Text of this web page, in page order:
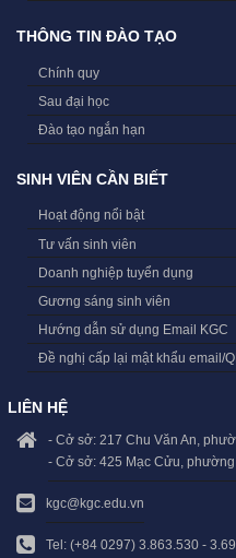
THÔNG TIN ĐÀO TẠO
Chính quy
Sau đại học
Đào tạo ngắn hạn
SINH VIÊN CẦN BIẾT
Hoạt động nổi bật
Tư vấn sinh viên
Doanh nghiệp tuyển dụng
Gương sáng sinh viên
Hướng dẫn sử dụng Email KGC
Đề nghị cấp lại mật khẩu email/
LIÊN HỆ
- Cở sở: 217 Chu Văn An,
- Cở sở: 425 Mạc Cửu,
kgc@kgc.edu.vn
Tel: (+84 0297) 3.863.530 -